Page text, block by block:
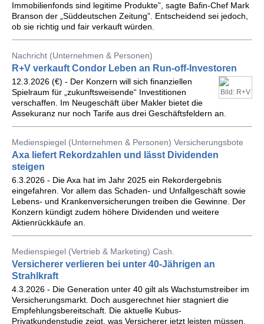
Immobilienfonds sind legitime Produkte”, sagte Bafin-Chef Mark
Branson der „Süddeutschen Zeitung”. Entscheidend sei jedoch,
ob sie richtig und fair verkauft würden.
Nachricht (Unternehmen & Personen)
R+V verkauft Condor Leben an Run-off-Investoren
Bild: R+V
12.3.2026 (€) - Der Konzern will sich finanziellen
Spielraum für „zukunftsweisende“ Investitionen
verschaffen. Im Neugeschäft über Makler bietet die
Assekuranz nur noch Tarife aus drei Geschäftsfeldern an.
Medienspiegel (Unternehmen & Personen) Versicherungsbote
Axa liefert Rekordzahlen und lässt Dividenden
steigen
6.3.2026 - Die Axa hat im Jahr 2025 ein Rekordergebnis
eingefahren. Vor allem das Schaden- und Unfallgeschäft sowie
Lebens- und Krankenversicherungen treiben die Gewinne. Der
Konzern kündigt zudem höhere Dividenden und weitere
Aktienrückkäufe an.
Medienspiegel (Vertrieb & Marketing) Cash.
Versicherer verlieren bei unter 40-Jährigen an
Strahlkraft
4.3.2026 - Die Generation unter 40 gilt als Wachstumstreiber im
Versicherungsmarkt. Doch ausgerechnet hier stagniert die
Empfehlungsbereitschaft. Die aktuelle Kubus-
Privatkundenstudie zeigt, was Versicherer jetzt leisten müssen.